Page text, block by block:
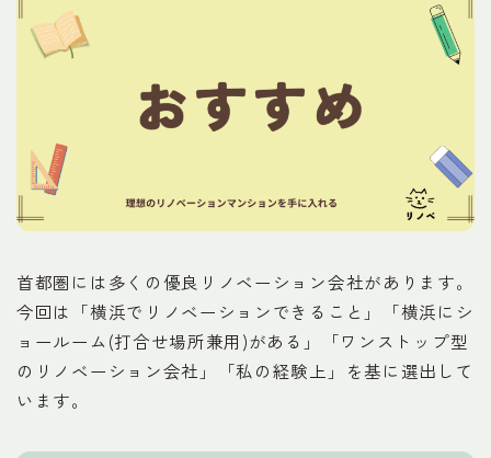
首都圏には多くの優良リノベーション会社があります。
今回は「横浜でリノベーションできること」「横浜にシ
ョールーム(打合せ場所兼用)がある」「ワンストップ型
のリノベーション会社」「私の経験上」を基に選出して
います。